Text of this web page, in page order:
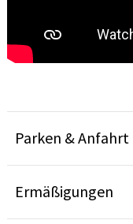
Parken & Anfahrt
Ermäßigungen